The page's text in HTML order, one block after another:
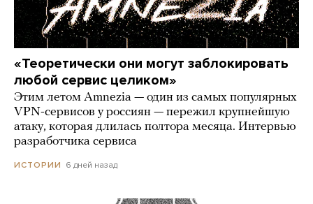
«Теоретически они могут заблокировать
любой сервис целиком»
Этим летом Amnezia — один из самых популярных
VPN-сервисов у россиян — пережил крупнейшую
атаку, которая длилась полтора месяца. Интервью
разработчика сервиса
ИСТОРИИ 6 дней назад